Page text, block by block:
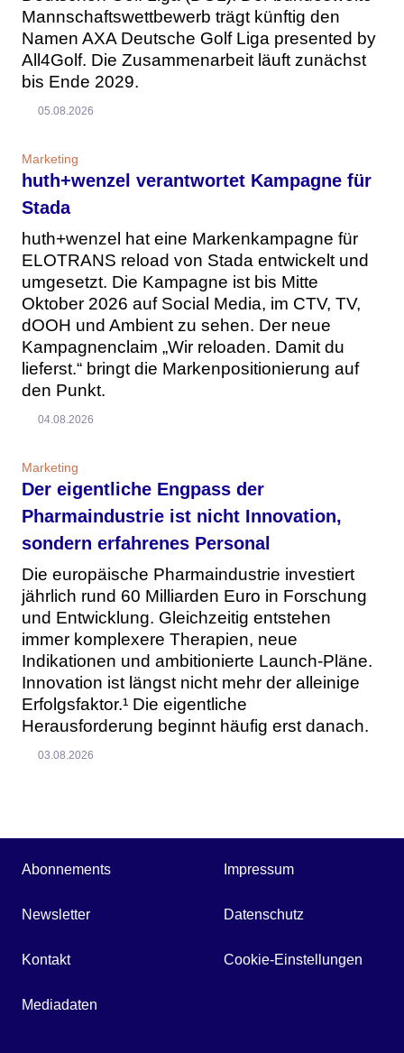
Mannschaftswettbewerb trägt künftig den
Namen AXA Deutsche Golf Liga presented by
All4Golf. Die Zusammenarbeit läuft zunächst
bis Ende 2029.
05.08.2026
Marketing
huth+wenzel verantwortet Kampagne für
Stada
huth+wenzel hat eine Markenkampagne für
ELOTRANS reload von Stada entwickelt und
umgesetzt. Die Kampagne ist bis Mitte
Oktober 2026 auf Social Media, im CTV, TV,
dOOH und Ambient zu sehen. Der neue
Kampagnenclaim „Wir reloaden. Damit du
lieferst.“ bringt die Markenpositionierung auf
den Punkt.
04.08.2026
Marketing
Der eigentliche Engpass der
Pharmaindustrie ist nicht Innovation,
sondern erfahrenes Personal
Die europäische Pharmaindustrie investiert
jährlich rund 60 Milliarden Euro in Forschung
und Entwicklung. Gleichzeitig entstehen
immer komplexere Therapien, neue
Indikationen und ambitionierte Launch-Pläne.
Innovation ist längst nicht mehr der alleinige
Erfolgsfaktor.¹ Die eigentliche
Herausforderung beginnt häufig erst danach.
03.08.2026
Abonnements
Newsletter
Kontakt
Mediadaten
Impressum
Datenschutz
Cookie-Einstellungen